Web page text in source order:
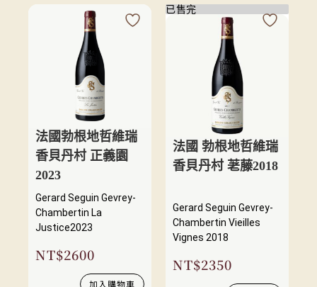
法國勃根地哲維瑞
香貝丹村 正義園
2023
Gerard Seguin Gevrey-
Chambertin La
Justice2023
NT$2600
加入購物車
已售完
法國 勃根地哲維瑞
香貝丹村 荖藤2018
Gerard Seguin Gevrey-
Chambertin Vieilles
Vignes 2018
NT$2350